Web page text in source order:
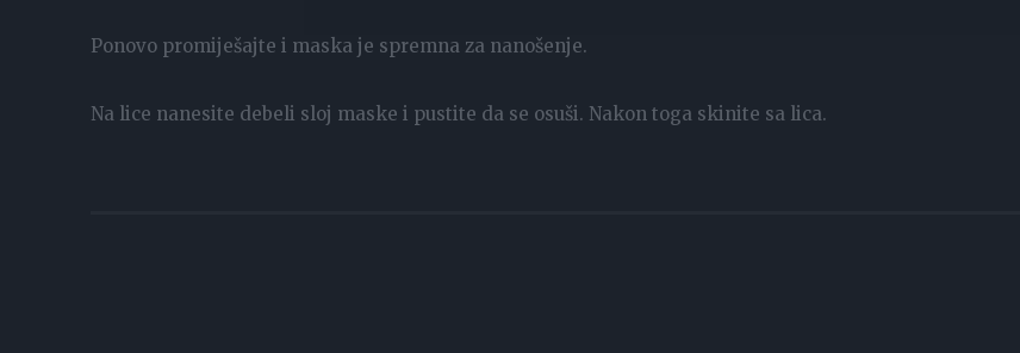
Ponovo promiješajte i maska je spremna za nanošenje.
Na lice nanesite debeli sloj maske i pustite da se osuši. Nakon toga skinite sa lica.